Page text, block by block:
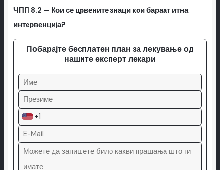
ЧПП 8.2 — Кои се црвените знаци кои бараат итна
интервенција?
Побарајте бесплатен план за лекување од
нашите експерт лекари
+1